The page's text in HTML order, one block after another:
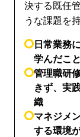
決する既任
うな課題を
日常業務
学んだこ
管理職研
きず、実
織
マネジメ
する環境